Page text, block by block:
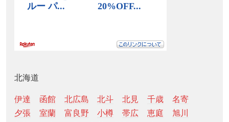
北海道
伊達 函館 北広島 北斗 北見 千歳
名寄
夕張
室蘭 富良野 小樽 帯広 恵庭
旭川